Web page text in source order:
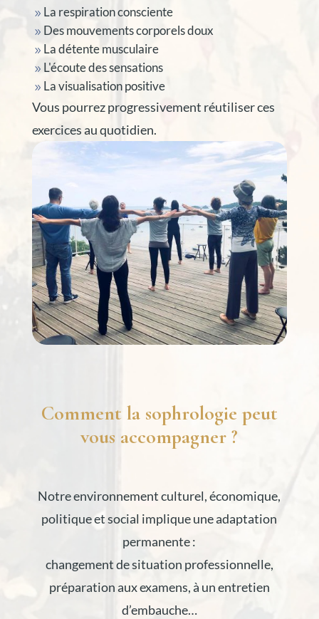
9 La respiration consciente
9 Des mouvements corporels doux
9 La détente musculaire
9 L'écoute des sensations
9 La visualisation positive
Vous pourrez progressivement réutiliser ces
exercices au quotidien.
Comment la sophrologie peut
vous accompagner ?
Notre environnement culturel, économique,
politique et social implique une adaptation
permanente :
changement de situation professionnelle,
préparation aux examens, à un entretien
d’embauche…